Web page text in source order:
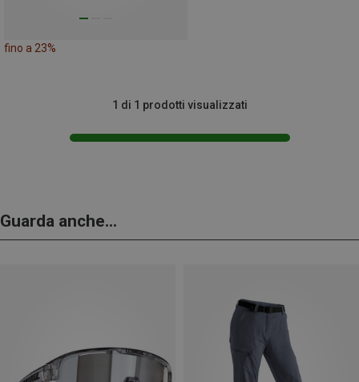
fino a 23%
1 di 1 prodotti visualizzati
Guarda anche...